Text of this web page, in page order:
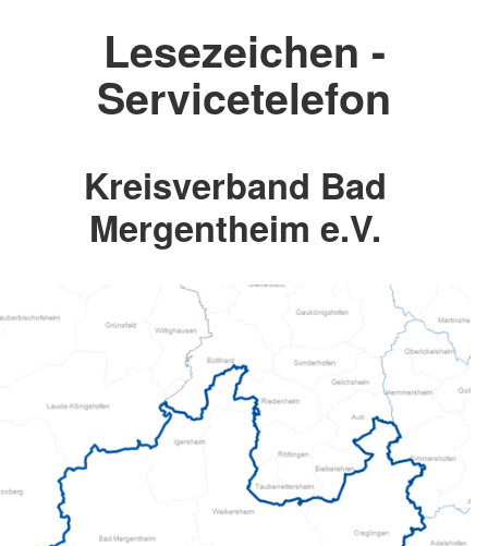
Lesezeichen -
Servicetelefon
Kreisverband Bad
Mergentheim e.V.